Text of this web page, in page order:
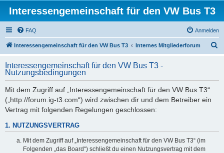
Interessengemeinschaft für den VW Bus T3
FAQ Anmelden
Interessengemeinschaft für den VW Bus T3 Internes Mitgliederforum
h
Interessengemeinschaft für den VW Bus T3 -
Nutzungsbedingungen
Mit dem Zugriff auf „Interessengemeinschaft für den VW Bus T3“
(„http://forum.ig-t3.com“) wird zwischen dir und dem Betreiber ein
Vertrag mit folgenden Regelungen geschlossen:
1. NUTZUNGSVERTRAG
Mit dem Zugriff auf „Interessengemeinschaft für den VW Bus T3“ (im
Folgenden „das Board“) schließt du einen Nutzungsvertrag mit dem